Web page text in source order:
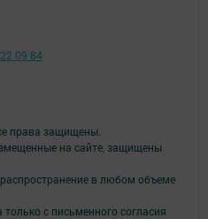
права защищены.
на сайте, защищены
в любом объеме
с письменного согласия
09 84